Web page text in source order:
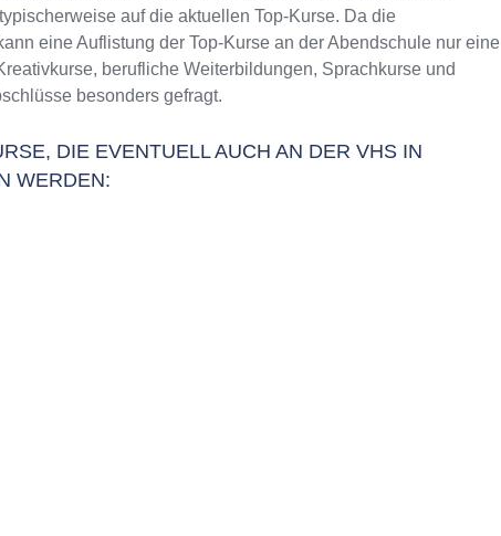
auf die aktuellen Top-Kurse. Da die
eine Auflistung der Top-Kurse an der Abendschule nur eine
berufliche Weiterbildungen, Sprachkurse und
besonders gefragt.
DIE EVENTUELL AUCH AN DER VHS IN
WERDEN: